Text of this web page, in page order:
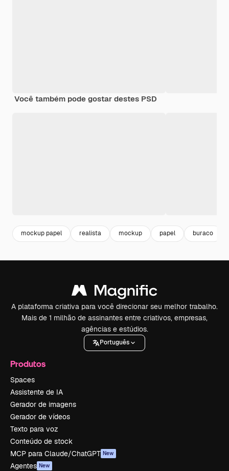
Você também pode gostar destes PSD
mockup papel realista mockup papel buraco
A plataforma criativa para você direcionar seu melhor trabalho.
Mais de 1 milhão de assinantes entre criativos, empresas,
agências e estúdios.
Português
Produtos
Spaces
Assistente de IA
Gerador de imagens
Gerador de vídeos
Texto para voz
Conteúdo de stock
MCP para Claude/ChatGPT New
Agentes New